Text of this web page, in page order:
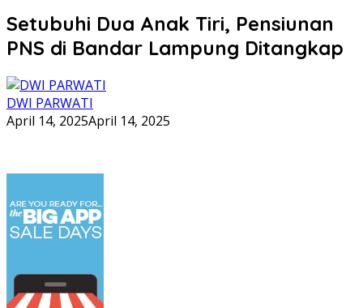
Setubuhi Dua Anak Tiri, Pensiunan
PNS di Bandar Lampung Ditangkap
DWI PARWATI
April 14, 2025April 14, 2025